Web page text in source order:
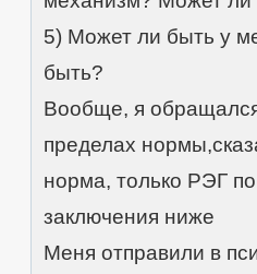
5) Может ли быть у
быть?
Вообще, я
пределах
норма, только РЭГ
заключения ниже
Меня отправили в